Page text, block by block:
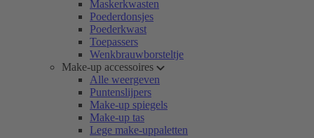
Maskerkwasten
Poederdonsjes
Poederkwast
Toepassers
Wenkbrauwborsteltje
Make-up accessoires
Alle weergeven
Puntenslijpers
Make-up spiegels
Make-up tas
Lege make-uppaletten